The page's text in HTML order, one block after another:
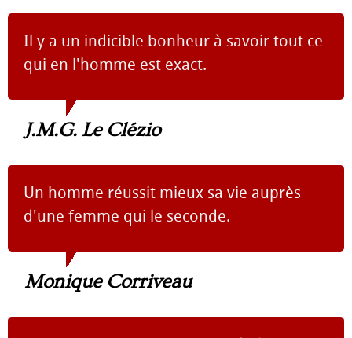
Il y a un indicible bonheur à savoir tout ce
qui en l'homme est exact.
J.M.G. Le Clézio
Un homme réussit mieux sa vie auprès
d'une femme qui le seconde.
Monique Corriveau